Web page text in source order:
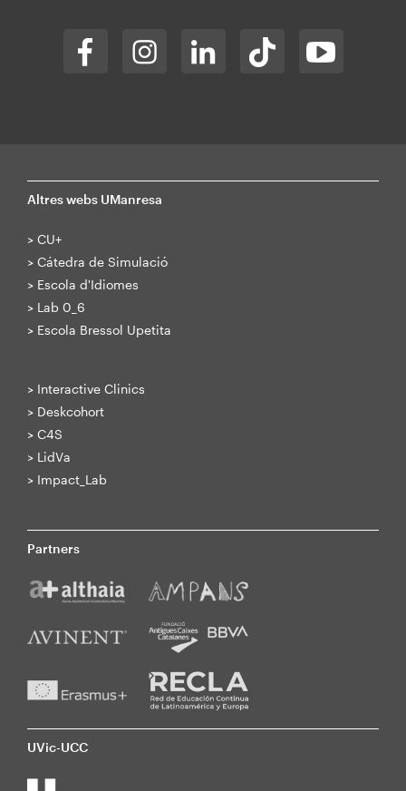
Altres webs UManresa
> CU+
> Cátedra de Simulació
> Escola d'Idiomes
> Lab 0_6
> Escola Bressol Upetita
> Interactive Clinics
> Deskcohort
> C4S
> LidVa
> Impact_Lab
Partners
UVic-UCC